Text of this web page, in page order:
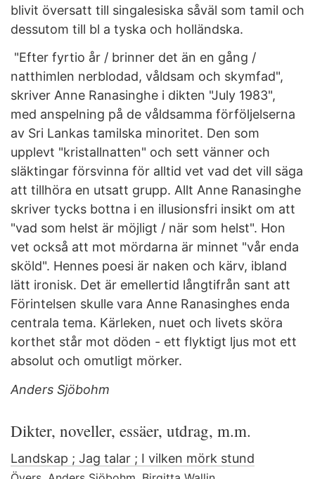
blivit översatt till singalesiska såväl som tamil och
dessutom till bl a tyska och holländska.
"Efter fyrtio år / brinner det än en gång /
natthimlen nerblodad, våldsam och skymfad",
skriver Anne Ranasinghe i dikten "July 1983",
med anspelning på de våldsamma förföljelserna
av Sri Lankas tamilska minoritet. Den som
upplevt "kristallnatten" och sett vänner och
släktingar försvinna för alltid vet vad det vill säga
att tillhöra en utsatt grupp. Allt Anne Ranasinghe
skriver tycks bottna i en illusionsfri insikt om att
"vad som helst är möjligt / när som helst". Hon
vet också att mot mördarna är minnet "vår enda
sköld". Hennes poesi är naken och kärv, ibland
lätt ironisk. Det är emellertid långtifrån sant att
Förintelsen skulle vara Anne Ranasinghes enda
centrala tema. Kärleken, nuet och livets sköra
korthet står mot döden - ett flyktigt ljus mot ett
absolut och omutligt mörker.
Anders Sjöbohm
Dikter, noveller, essäer, utdrag, m.m.
Landskap ; Jag talar ; I vilken mörk stund